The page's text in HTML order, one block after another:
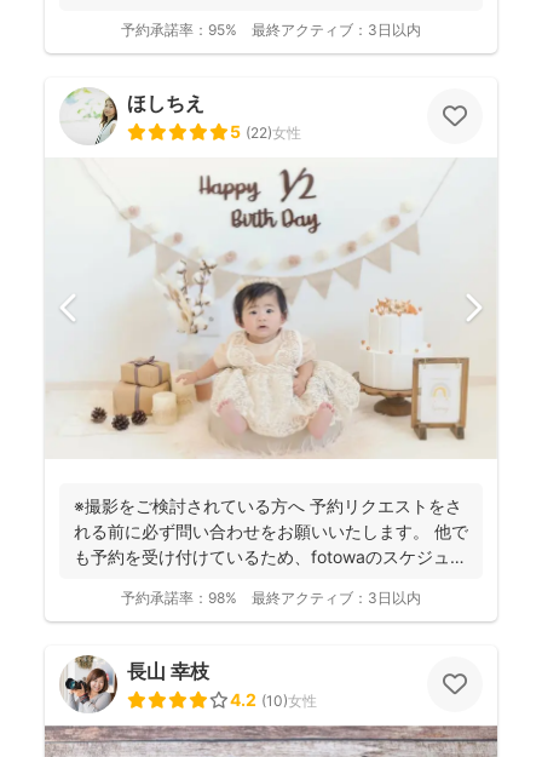
予約承諾率： 95% 最終アクティブ： 3日以内
ほしちえ
5 (22)女性
※撮影をご検討されている方へ 予約リクエストをさ
れる前に必ず問い合わせをお願いいたします。 他で
も予約を受け付けているため、fotowaのスケジュー
予約承諾率： 98% 最終アクティブ： 3日以内
長山 幸枝
4.2 (10)女性